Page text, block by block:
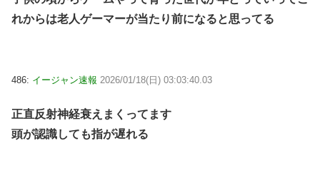
れからは老人ゲーマーが当たり前になると思ってる
486: イージャン速報 2026/01/18(日) 03:03:40.03
正直反射神経衰えまくってます
頭が認識しても指が遅れる